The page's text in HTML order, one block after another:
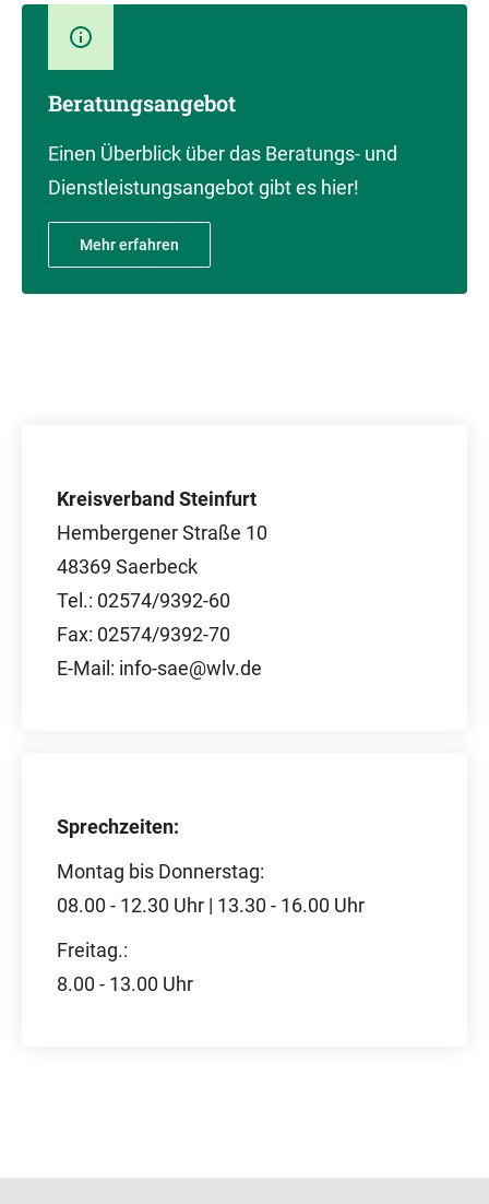
Beratungsangebot
Einen Überblick über das Beratungs- und
Dienstleistungsangebot gibt es hier!
Mehr erfahren
Kreisverband Steinfurt
Hembergener Straße 10
48369 Saerbeck
Tel.: 02574/9392-60
Fax: 02574/9392-70
E-Mail: info-sae@wlv.de
Sprechzeiten:
Montag bis Donnerstag:
08.00 - 12.30 Uhr | 13.30 - 16.00 Uhr
Freitag.:
8.00 - 13.00 Uhr